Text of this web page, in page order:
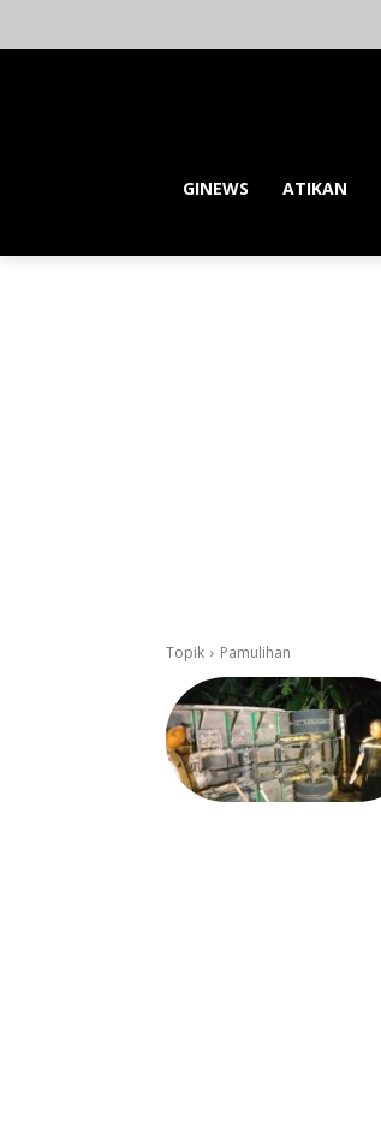
GINEWS ATIKAN
Topik Pamulihan